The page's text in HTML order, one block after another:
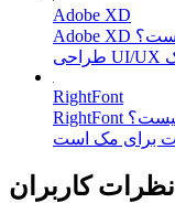
Adobe XD
Adobe XD چیست؟ Adobe XD یکی از برنامه‌های مطرح
RightFont
RightFont چیست؟ RightFont یک برنامه حرفه‌ای مدیریت
نظرات کاربران